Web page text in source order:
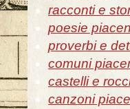
racconti e
poesie
proverbi e
comuni
castelli e
canzoni